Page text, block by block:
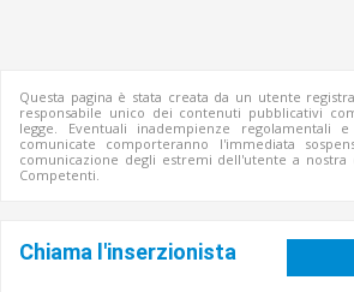
Questa pagina è stata creata da un utente
responsabile unico dei contenuti pubblicativi
legge. Eventuali inadempienze regolamentali
comunicate comporteranno l'immediata
comunicazione degli estremi dell'utente a nostra
Competenti.
Chiama l'inserzionista